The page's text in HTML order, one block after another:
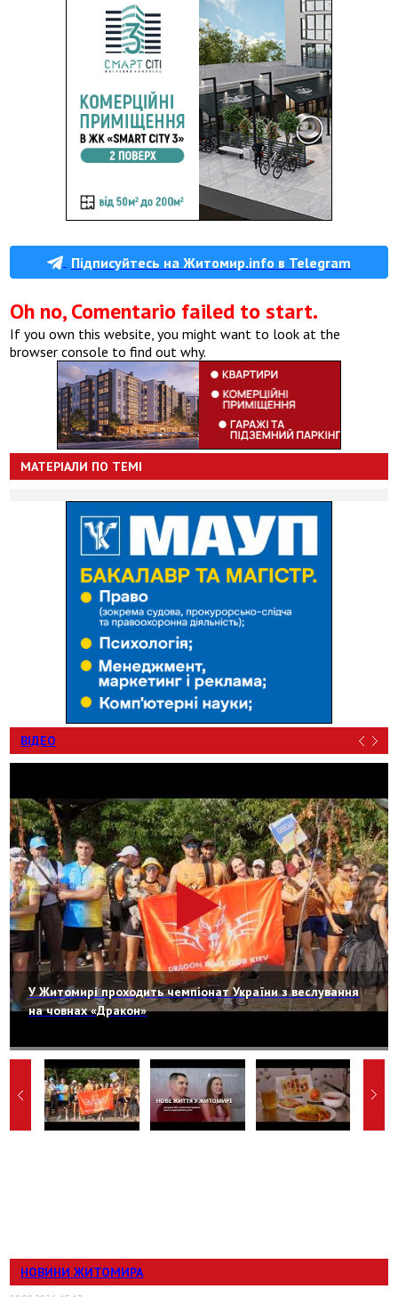
Підписуйтесь на Житомир.info в Telegram
Oh no, Comentario failed to start.
If you own this website, you might want to look at the
browser console to find out why.
МАТЕРІАЛИ ПО ТЕМІ
ВІДЕО
У Житомирі проходить чемпіонат України з веслування
на човнах «Дракон»
НОВИНИ ЖИТОМИРА